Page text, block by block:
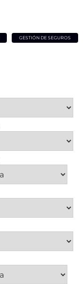
GESTIÓN DE SEGUROS